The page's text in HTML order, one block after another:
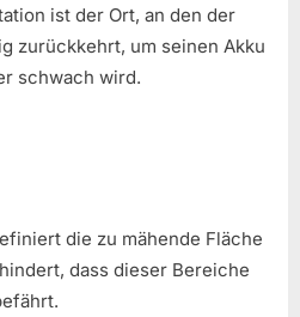
ist der Ort, an den der
zurückkehrt, um seinen Akku
schwach wird.
die zu mähende Fläche
dass dieser Bereiche